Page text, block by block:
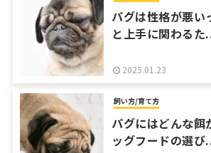
パグは性格が悪い
と上手に関わるた
2025.01.23
飼い方/育て方
パグにはどんな餌
ッグフードの選び